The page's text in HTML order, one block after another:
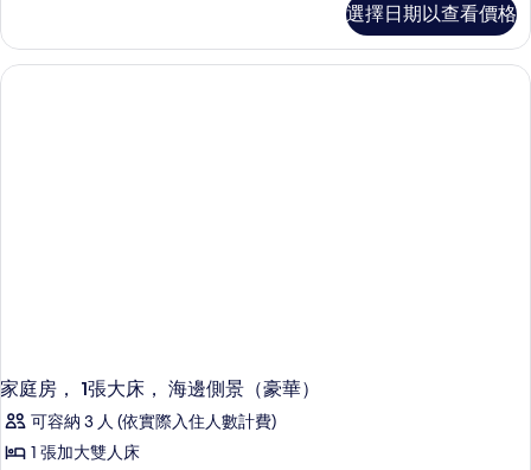
相
片
池,
海
別
墅,
私
選擇日期以查看價格
家庭房， 1張大床， 海邊側景（豪華）
可容納 3 人 (依實際入住人數計費)
1 張加大雙人床